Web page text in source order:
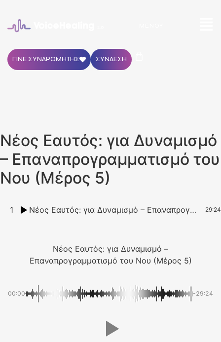
ΓΙΝΕ ΣΥΝΔΡΟΜΗΤΗΣ ΣΥΝΔΕΣΗ
Νέος Εαυτός: για Δυναμισμό
– Επαναπρογραμματισμό του
Νου (Μέρος 5)
1 Νέος Εαυτός: για Δυναμισμό – Επαναπρογραμματισμό του Νου (Μέρος 5) 29:24
Νέος Εαυτός: για Δυναμισμό –
Επαναπρογραμματισμό του Νου (Μέρος 5)
00:00 -29:24